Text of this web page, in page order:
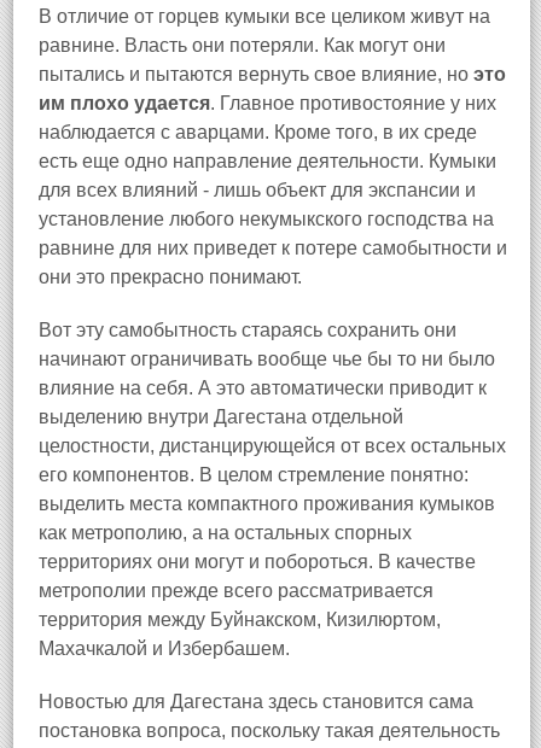
В отличие от горцев кумыки все целиком живут на
равнине. Власть они потеряли. Как могут они
пытались и пытаются вернуть свое влияние, но это
им плохо удается. Главное противостояние у них
наблюдается с аварцами. Кроме того, в их среде
есть еще одно направление деятельности. Кумыки
для всех влияний - лишь объект для экспансии и
установление любого некумыкского господства на
равнине для них приведет к потере самобытности и
они это прекрасно понимают.
Вот эту самобытность стараясь сохранить они
начинают ограничивать вообще чье бы то ни было
влияние на себя. А это автоматически приводит к
выделению внутри Дагестана отдельной
целостности, дистанцирующейся от всех остальных
его компонентов. В целом стремление понятно:
выделить места компактного проживания кумыков
как метрополию, а на остальных спорных
территориях они могут и побороться. В качестве
метрополии прежде всего рассматривается
территория между Буйнакском, Кизилюртом,
Махачкалой и Избербашем.
Новостью для Дагестана здесь становится сама
постановка вопроса, поскольку такая деятельность